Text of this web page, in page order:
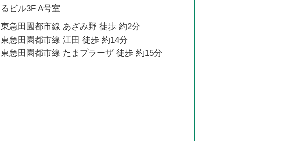
るビル3F A号室
東急田園都市線 あざみ野 徒歩 約2分
東急田園都市線 江田 徒歩 約14分
東急田園都市線 たまプラーザ 徒歩 約15分